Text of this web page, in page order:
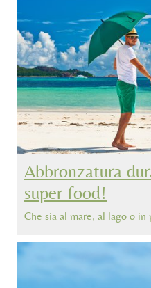
Abbronzatura
super food!
Che sia al mare, al lago o